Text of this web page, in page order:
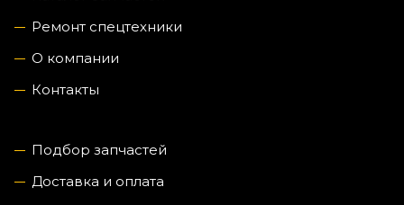
Ремонт спецтехники
О компании
Контакты
Подбор запчастей
Доставка и оплата